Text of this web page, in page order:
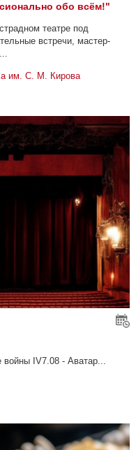
обо всём!"
театре под
встречи, мастер-
им. С. М. Кирова
войны IV7.08 - Аватар...